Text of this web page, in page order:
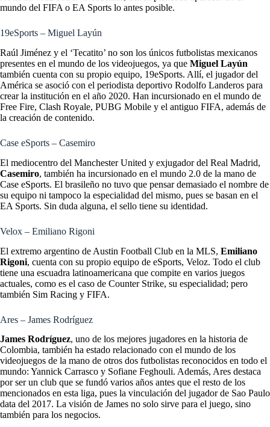
mundo del FIFA o EA Sports lo antes posible.
19eSports – Miguel Layún
Raúl Jiménez y el ‘Tecatito’ no son los únicos futbolistas mexicanos
presentes en el mundo de los videojuegos, ya que Miguel Layún
también cuenta con su propio equipo, 19eSports. Allí, el jugador del
América se asoció con el periodista deportivo Rodolfo Landeros para
crear la institución en el año 2020. Han incursionado en el mundo de
Free Fire, Clash Royale, PUBG Mobile y el antiguo FIFA, además de
la creación de contenido.
Case eSports – Casemiro
El mediocentro del Manchester United y exjugador del Real Madrid,
Casemiro, también ha incursionado en el mundo 2.0 de la mano de
Case eSports. El brasileño no tuvo que pensar demasiado el nombre de
su equipo ni tampoco la especialidad del mismo, pues se basan en el
EA Sports. Sin duda alguna, el sello tiene su identidad.
Velox – Emiliano Rigoni
El extremo argentino de Austin Football Club en la MLS, Emiliano
Rigoni, cuenta con su propio equipo de eSports, Veloz. Todo el club
tiene una escuadra latinoamericana que compite en varios juegos
actuales, como es el caso de Counter Strike, su especialidad; pero
también Sim Racing y FIFA.
Ares – James Rodríguez
James Rodríguez, uno de los mejores jugadores en la historia de
Colombia, también ha estado relacionado con el mundo de los
videojuegos de la mano de otros dos futbolistas reconocidos en todo el
mundo: Yannick Carrasco y Sofiane Feghouli. Además, Ares destaca
por ser un club que se fundó varios años antes que el resto de los
mencionados en esta liga, pues la vinculación del jugador de Sao Paulo
data del 2017. La visión de James no solo sirve para el juego, sino
también para los negocios.